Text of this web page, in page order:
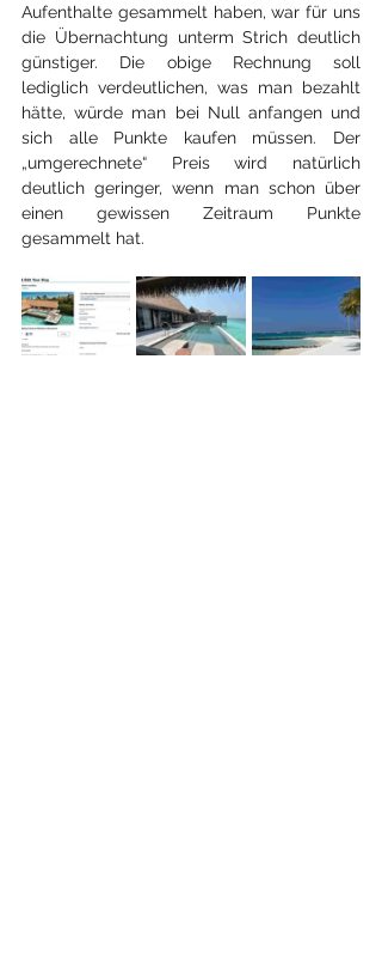
Aufenthalte gesammelt haben, war für uns
die Übernachtung unterm Strich deutlich
günstiger. Die obige Rechnung soll
lediglich verdeutlichen, was man bezahlt
hätte, würde man bei Null anfangen und
sich alle Punkte kaufen müssen. Der
„umgerechnete“ Preis wird natürlich
deutlich geringer, wenn man schon über
einen gewissen Zeitraum Punkte
gesammelt hat.